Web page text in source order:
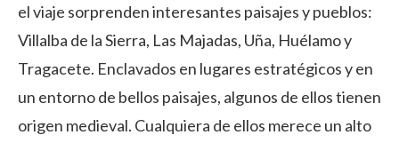
el viaje sorprenden interesantes paisajes y pueblos:
Villalba de la Sierra, Las Majadas, Uña, Huélamo y
Tragacete. Enclavados en lugares estratégicos y en
un entorno de bellos paisajes, algunos de ellos tienen
origen medieval. Cualquiera de ellos merece un alto